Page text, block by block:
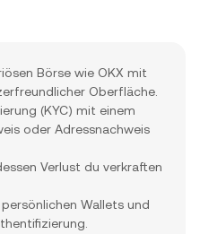
Börse wie OKX mit
Oberfläche.
(KYC) mit einem
oder Adressnachweis
Verlust du verkraften
Wallets und